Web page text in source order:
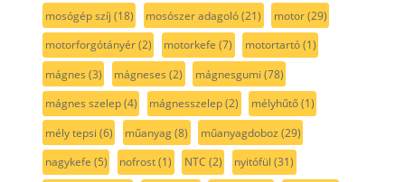
mosógép szíj (18) mosószer adagoló(21) motor(29)
motorforgótányér(2) motorkefe (7) motortartó(1)
mágnes (3) mágneses (2) mágnesgumi (78)
mágnes szelep(4) mágnesszelep(2) mélyhűtő(1)
mély tepsi (6) műanyag(8) műanyagdoboz (29)
nagykefe (5) nofrost(1) NTC (2) nyitófül (31)